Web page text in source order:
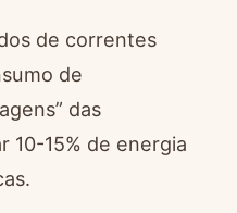
de correntes
de
das
10-15% de energia